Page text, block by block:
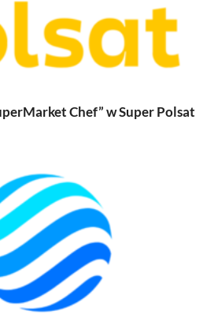
Chef” w Super Polsat